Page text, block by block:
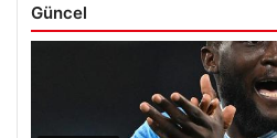
Güncel